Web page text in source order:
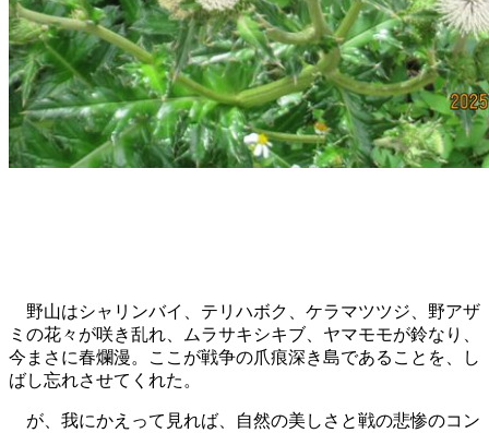
野山はシャリンバイ、テリハボク、ケラマツツジ、野アザ
ミの花々が咲き乱れ、ムラサキシキブ、ヤマモモが鈴なり、
今まさに春爛漫。ここが戦争の爪痕深き島であることを、し
ばし忘れさせてくれた。
が、我にかえって見れば、自然の美しさと戦の悲惨のコン